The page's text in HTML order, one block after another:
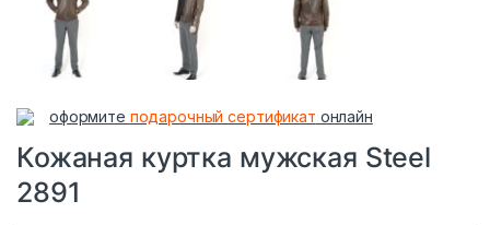
оформите подарочный сертификат онлайн
Кожаная куртка мужская Steel
2891